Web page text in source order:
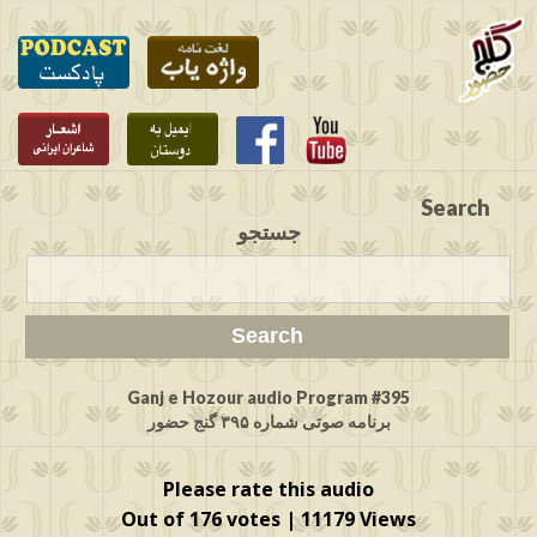
Search
جستجو
Ganj e Hozour audio Program #395
برنامه صوتی شماره ۳۹۵ گنج حضور
Please rate this audio
Out of 176 votes | 11179 Views